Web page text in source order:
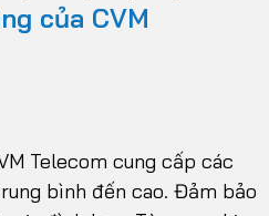
của CVM
Telecom cung cấp các
bình đến cao. Đảm bảo